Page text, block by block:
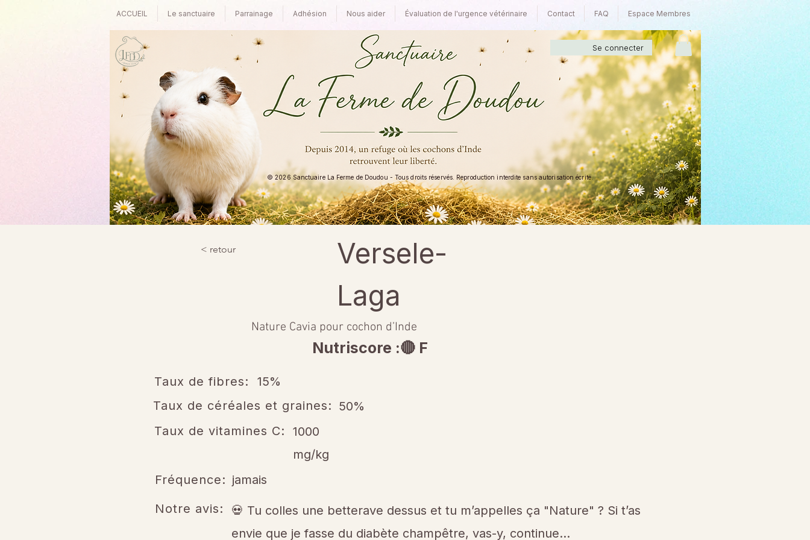
ACCUEIL Le sanctuaire Parrainage Adhésion Nous aider Évaluation de l'urgence vétérinaire Contact FAQ Espace Membres
Se connecter
© 2026 Sanctuaire La Ferme de Doudou - Tous droits réservés. Reproduction interdite sans autorisation écrite.
< retour
Versele-
Laga
Nature Cavia pour cochon d’Inde
Nutriscore :🔴 F
Taux de fibres:
15%
50%
Taux de céréales et graines:
Taux de vitamines C:
1000
mg/kg
jamais
💀 Tu colles une betterave dessus et tu m’appelles ça "Nature" ? Si t’as
envie que je fasse du diabète champêtre, vas-y, continue…
Fréquence:
Notre avis: